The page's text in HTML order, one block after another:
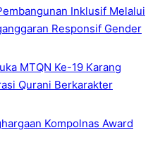
Inklusif Melalui
Responsif Gender
MTQN Ke-19 Karang
Qurani Berkarakter
Kompolnas Award